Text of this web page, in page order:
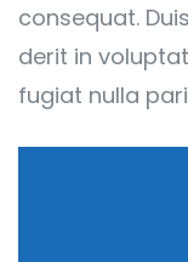
consequat.
derit in
fugiat nulla